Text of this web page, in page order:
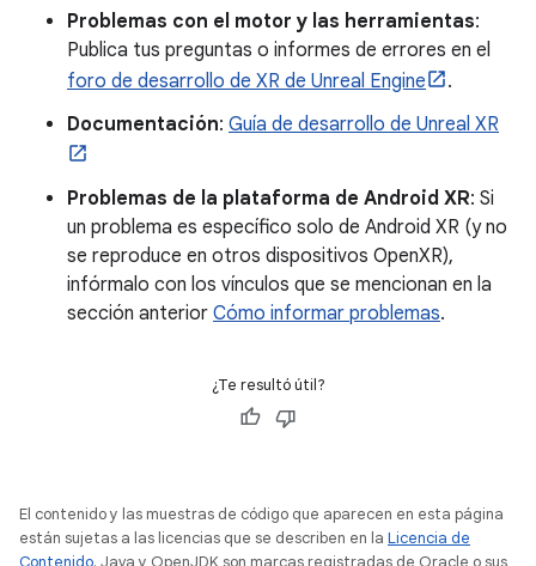
Problemas con el motor y las herramientas:
Publica tus preguntas o informes de errores en el
foro de desarrollo de XR de Unreal Engine
.
Documentación: Guía de desarrollo de Unreal XR
Problemas de la plataforma de Android XR: Si
un problema es específico solo de Android XR (y no
se reproduce en otros dispositivos OpenXR),
infórmalo con los vínculos que se mencionan en la
sección anterior Cómo informar problemas.
¿Te resultó útil?
El contenido y las muestras de código que aparecen en esta página
están sujetas a las licencias que se describen en la Licencia de
Contenido. Java y OpenJDK son marcas registradas de Oracle o sus